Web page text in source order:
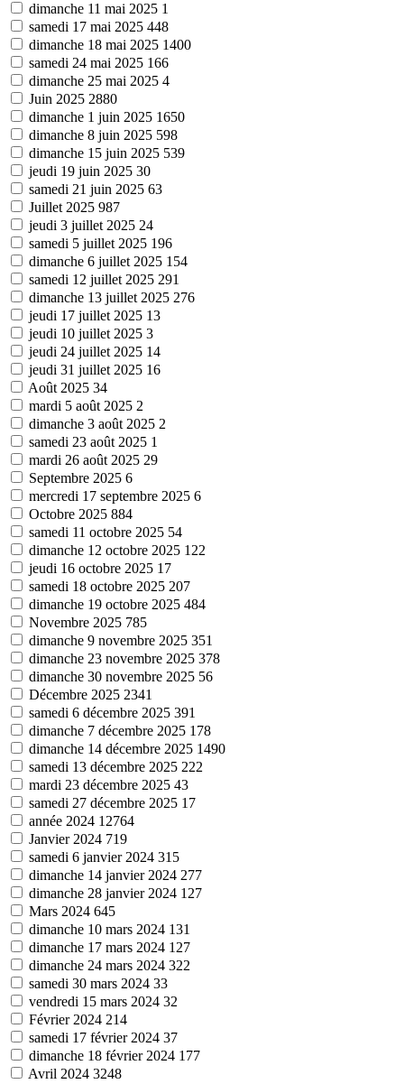
dimanche 11 mai 2025 1
samedi 17 mai 2025 448
dimanche 18 mai 2025 1400
samedi 24 mai 2025 166
dimanche 25 mai 2025 4
Juin 2025 2880
dimanche 1 juin 2025 1650
dimanche 8 juin 2025 598
dimanche 15 juin 2025 539
jeudi 19 juin 2025 30
samedi 21 juin 2025 63
Juillet 2025 987
jeudi 3 juillet 2025 24
samedi 5 juillet 2025 196
dimanche 6 juillet 2025 154
samedi 12 juillet 2025 291
dimanche 13 juillet 2025 276
jeudi 17 juillet 2025 13
jeudi 10 juillet 2025 3
jeudi 24 juillet 2025 14
jeudi 31 juillet 2025 16
Août 2025 34
mardi 5 août 2025 2
dimanche 3 août 2025 2
samedi 23 août 2025 1
mardi 26 août 2025 29
Septembre 2025 6
mercredi 17 septembre 2025 6
Octobre 2025 884
samedi 11 octobre 2025 54
dimanche 12 octobre 2025 122
jeudi 16 octobre 2025 17
samedi 18 octobre 2025 207
dimanche 19 octobre 2025 484
Novembre 2025 785
dimanche 9 novembre 2025 351
dimanche 23 novembre 2025 378
dimanche 30 novembre 2025 56
Décembre 2025 2341
samedi 6 décembre 2025 391
dimanche 7 décembre 2025 178
dimanche 14 décembre 2025 1490
samedi 13 décembre 2025 222
mardi 23 décembre 2025 43
samedi 27 décembre 2025 17
année 2024 12764
Janvier 2024 719
samedi 6 janvier 2024 315
dimanche 14 janvier 2024 277
dimanche 28 janvier 2024 127
Mars 2024 645
dimanche 10 mars 2024 131
dimanche 17 mars 2024 127
dimanche 24 mars 2024 322
samedi 30 mars 2024 33
vendredi 15 mars 2024 32
Février 2024 214
samedi 17 février 2024 37
dimanche 18 février 2024 177
Avril 2024 3248